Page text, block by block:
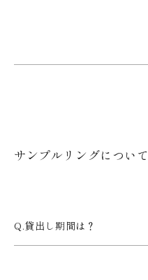
サンプルリングについて
貸出し期間は？